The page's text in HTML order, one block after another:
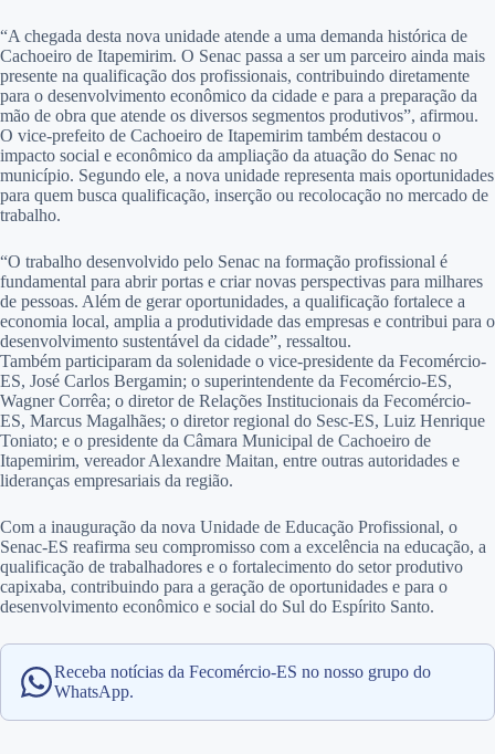
“A chegada desta nova unidade atende a uma demanda histórica de
Cachoeiro de Itapemirim. O Senac passa a ser um parceiro ainda mais
presente na qualificação dos profissionais, contribuindo diretamente
para o desenvolvimento econômico da cidade e para a preparação da
mão de obra que atende os diversos segmentos produtivos”, afirmou.
O vice-prefeito de Cachoeiro de Itapemirim também destacou o
impacto social e econômico da ampliação da atuação do Senac no
município. Segundo ele, a nova unidade representa mais oportunidades
para quem busca qualificação, inserção ou recolocação no mercado de
trabalho.
“O trabalho desenvolvido pelo Senac na formação profissional é
fundamental para abrir portas e criar novas perspectivas para milhares
de pessoas. Além de gerar oportunidades, a qualificação fortalece a
economia local, amplia a produtividade das empresas e contribui para o
desenvolvimento sustentável da cidade”, ressaltou.
Também participaram da solenidade o vice-presidente da Fecomércio-
ES, José Carlos Bergamin; o superintendente da Fecomércio-ES,
Wagner Corrêa; o diretor de Relações Institucionais da Fecomércio-
ES, Marcus Magalhães; o diretor regional do Sesc-ES, Luiz Henrique
Toniato; e o presidente da Câmara Municipal de Cachoeiro de
Itapemirim, vereador Alexandre Maitan, entre outras autoridades e
lideranças empresariais da região.
Com a inauguração da nova Unidade de Educação Profissional, o
Senac-ES reafirma seu compromisso com a excelência na educação, a
qualificação de trabalhadores e o fortalecimento do setor produtivo
capixaba, contribuindo para a geração de oportunidades e para o
desenvolvimento econômico e social do Sul do Espírito Santo.
Receba notícias da Fecomércio-ES no nosso grupo do
WhatsApp.